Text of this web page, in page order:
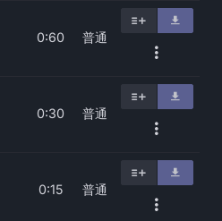
0:60 普通
0:30 普通
0:15 普通